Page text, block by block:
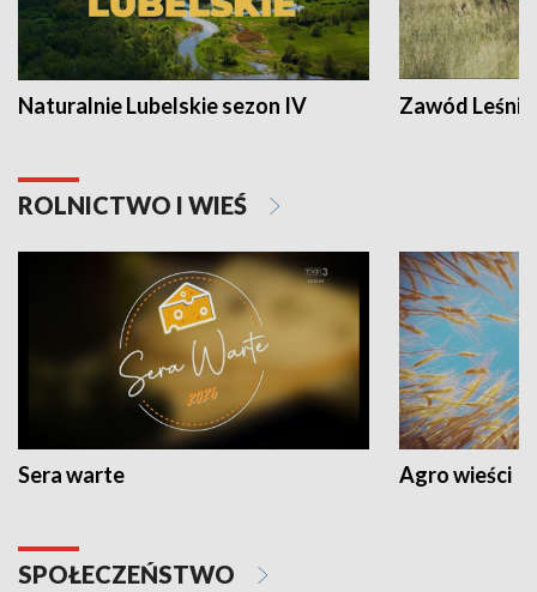
Naturalnie Lubelskie sezon IV Zawód Leśnik
ROLNICTWO I WIEŚ
Sera warte Agro wieści
SPOŁECZEŃSTWO